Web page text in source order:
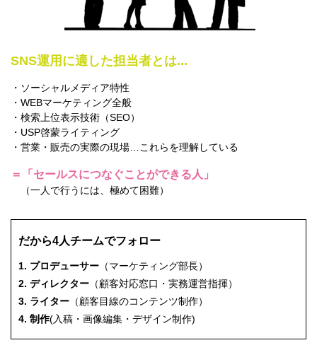
SNS運用に適した担当者とは...
・ソーシャルメディア特性
・WEBマーケティング全般
・検索上位表示技術（SEO）
・USP啓蒙ライティング
・営業・販売の実際の現場…これらを理解している
＝「セールスにつなぐことができる人」
（一人で行うには、極めて困難）
だから4人チームでフォロー
1. プロデューサー （マーケティング部長）
2. ディレクター （顧客対応窓口・実務運営指揮）
3. ライター （顧客目線のコンテンツ制作）
4. 制作(入稿・画像編集・デザイン制作)